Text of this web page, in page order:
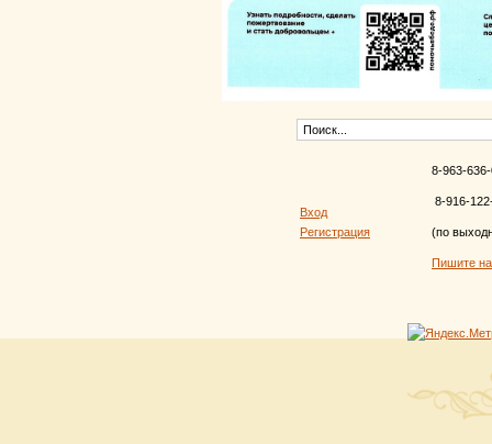
Вход
Регистрация
8-963-
8-916-
(по
Пишите